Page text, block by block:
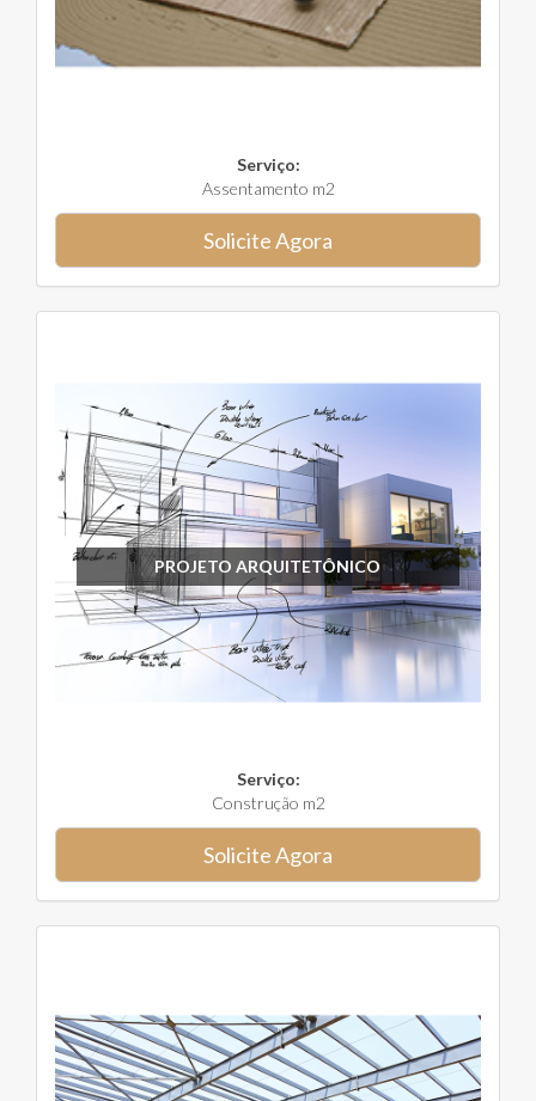
Serviço:
Assentamento m2
Solicite Agora
PROJETO ARQUITETÔNICO
Serviço:
Construção m2
Solicite Agora